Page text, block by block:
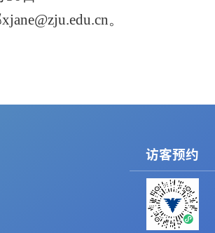
xjane@zju.edu.cn。
访客预约